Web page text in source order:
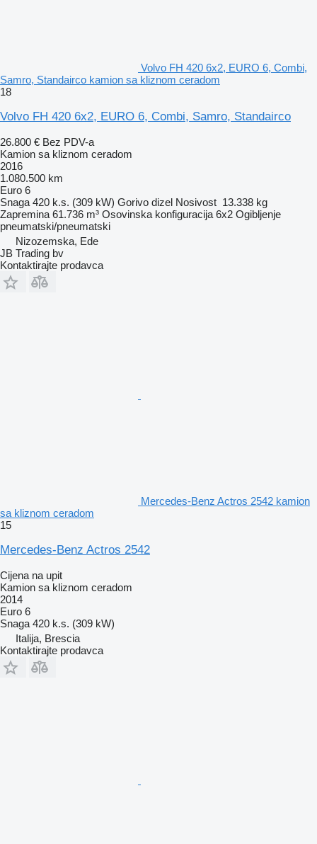
Volvo FH 420 6x2, EURO 6, Combi,
Samro, Standairco kamion sa kliznom ceradom
18
Volvo FH 420 6x2, EURO 6, Combi, Samro, Standairco
26.800 € Bez PDV-a
Kamion sa kliznom ceradom
2016
1.080.500 km
Euro 6
Snaga 420 k.s. (309 kW) Gorivo dizel Nosivost 13.338 kg
Zapremina 61.736 m³ Osovinska konfiguracija 6x2 Ogibljenje
pneumatski/pneumatski
Nizozemska, Ede
JB Trading bv
Kontaktirajte prodavca
Mercedes-Benz Actros 2542 kamion
sa kliznom ceradom
15
Mercedes-Benz Actros 2542
Cijena na upit
Kamion sa kliznom ceradom
2014
Euro 6
Snaga 420 k.s. (309 kW)
Italija, Brescia
Kontaktirajte prodavca